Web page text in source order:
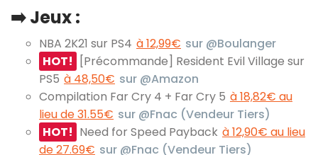
➡️ Jeux :
NBA 2K21 sur PS4 à 12,99€ sur @Boulanger
HOT!
[Précommande] Resident Evil Village sur
PS5 à 48,50€ sur @Amazon
Compilation Far Cry 4 + Far Cry 5 à 18,82€ au
lieu de 31.55€ sur @Fnac (Vendeur Tiers)
HOT! Need for Speed Payback à 12,90€ au lieu
de 27.69€ sur @Fnac (Vendeur Tiers)